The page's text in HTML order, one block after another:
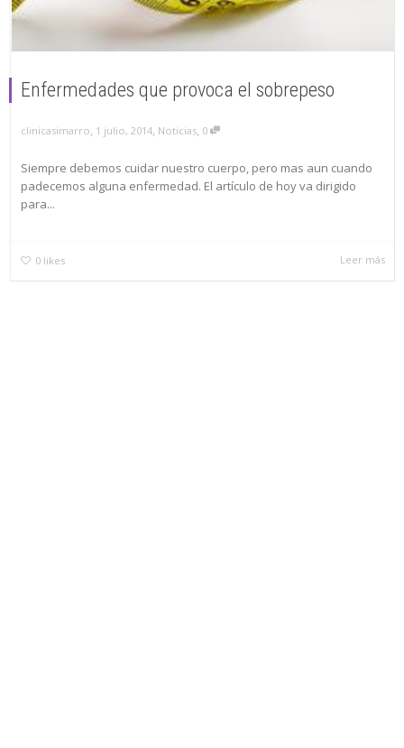
Enfermedades que provoca el sobrepeso
clinicasimarro, 1 julio, 2014, Noticias, 0
Siempre debemos cuidar nuestro cuerpo, pero mas aun cuando
padecemos alguna enfermedad. El artículo de hoy va dirigido
para...
0 likes Leer más